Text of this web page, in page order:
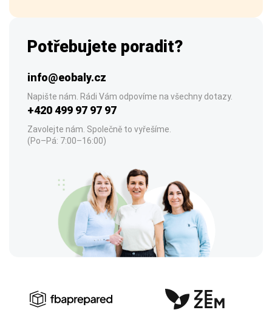
Potřebujete poradit?
info@eobaly.cz
Napište nám. Rádi Vám odpovíme na všechny dotazy.
+420 499 97 97 97
Zavolejte nám. Společně to vyřešíme.
(Po–Pá: 7:00–16:00)